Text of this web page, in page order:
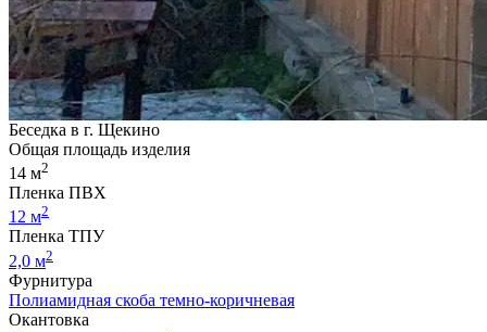
Беседка в г. Щекино
Общая площадь изделия
14 м2
Пленка ПВХ
12 м2
Пленка ТПУ
2,0 м2
Фурнитура
Полиамидная скоба темно-коричневая
Окантовка